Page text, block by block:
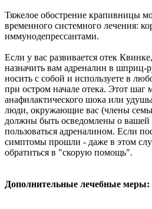
Тяжелое обострение крапивницы
временного системного лечения:
иммунодепрессантами.
Если у вас развивается отек
назначить вам адреналин в шприц-
носить с собой и используете в
при остром начале отека. Этот шаг
анафилактического шока или
люди, окружающие вас (члены
должны быть осведомлены о вашей
пользоваться адреналином. Если
симптомы прошли - даже в этом
обратиться в "скорую помощь".
Дополнительные лечебные меры: